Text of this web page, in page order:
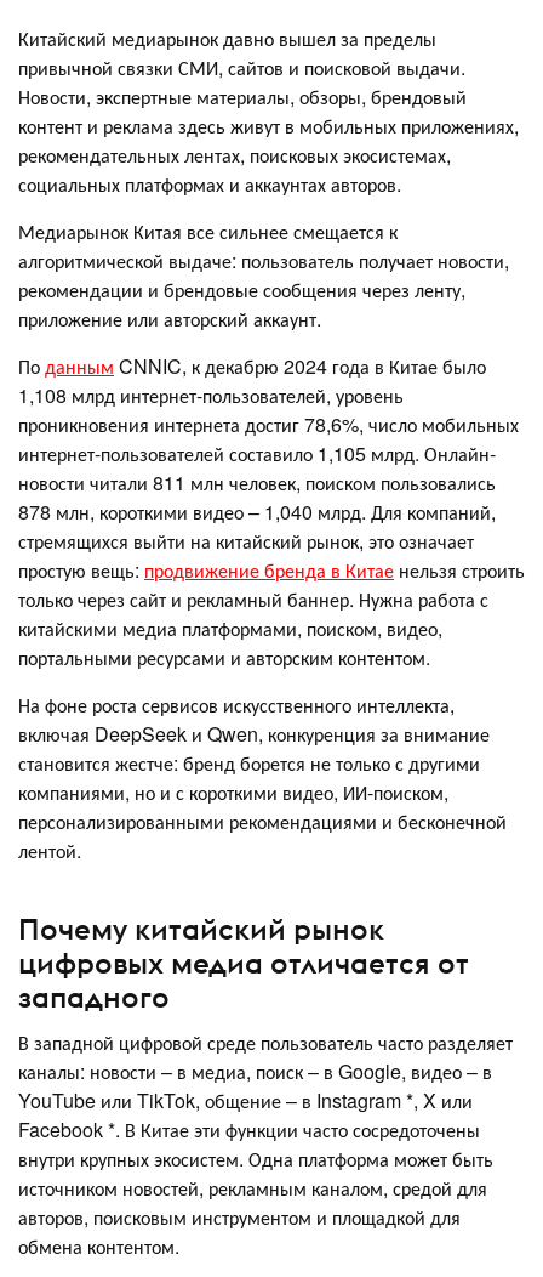
Китайский медиарынок давно вышел за пределы
привычной связки СМИ, сайтов и поисковой выдачи.
Новости, экспертные материалы, обзоры, брендовый
контент и реклама здесь живут в мобильных приложениях,
рекомендательных лентах, поисковых экосистемах,
социальных платформах и аккаунтах авторов.
Медиарынок Китая все сильнее смещается к
алгоритмической выдаче: пользователь получает новости,
рекомендации и брендовые сообщения через ленту,
приложение или авторский аккаунт.
Поданным CNNIC, к декабрю 2024 года в Китае было
1,108 млрд интернет-пользователей, уровень
проникновения интернета достиг 78,6%, число мобильных
интернет-пользователей составило 1,105 млрд. Онлайн-
новости читали 811 млн человек, поиском пользовались
878 млн, короткими видео – 1,040 млрд. Для компаний,
стремящихся выйти на китайский рынок, это означает
простую вещь: продвижение бренда в Китае нельзя строить
только через сайт и рекламный баннер. Нужна работа с
китайскими медиа платформами, поиском, видео,
портальными ресурсами и авторским контентом.
На фоне роста сервисов искусственного интеллекта,
включая DeepSeek и Qwen, конкуренция за внимание
становится жестче: бренд борется не только с другими
компаниями, но и с короткими видео, ИИ-поиском,
персонализированными рекомендациями и бесконечной
лентой.
Почему китайский рынок
цифровых медиа отличается от
западного
В западной цифровой среде пользователь часто разделяет
каналы: новости – в медиа, поиск – в Google, видео – в
YouTube или TikTok, общение – в Instagram *, X или
Facebook *. В Китае эти функции часто сосредоточены
внутри крупных экосистем. Одна платформа может быть
источником новостей, рекламным каналом, средой для
авторов, поисковым инструментом и площадкой для
обмена контентом.